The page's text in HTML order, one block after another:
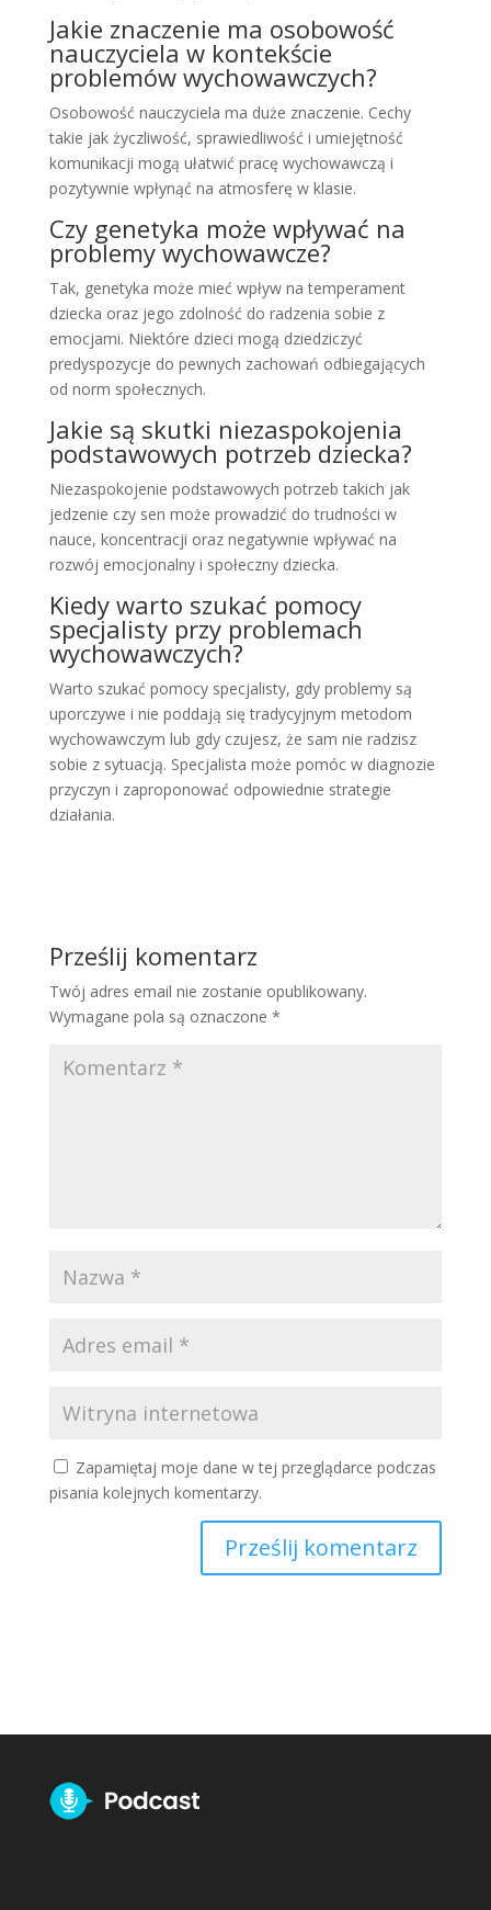
Jakie znaczenie ma osobowość
nauczyciela w kontekście
problemów wychowawczych?
Osobowość nauczyciela ma duże znaczenie. Cechy
takie jak życzliwość, sprawiedliwość i umiejętność
komunikacji mogą ułatwić pracę wychowawczą i
pozytywnie wpłynąć na atmosferę w klasie.
Czy genetyka może wpływać na
problemy wychowawcze?
Tak, genetyka może mieć wpływ na temperament
dziecka oraz jego zdolność do radzenia sobie z
emocjami. Niektóre dzieci mogą dziedziczyć
predyspozycje do pewnych zachowań odbiegających
od norm społecznych.
Jakie są skutki niezaspokojenia
podstawowych potrzeb dziecka?
Niezaspokojenie podstawowych potrzeb takich jak
jedzenie czy sen może prowadzić do trudności w
nauce, koncentracji oraz negatywnie wpływać na
rozwój emocjonalny i społeczny dziecka.
Kiedy warto szukać pomocy
specjalisty przy problemach
wychowawczych?
Warto szukać pomocy specjalisty, gdy problemy są
uporczywe i nie poddają się tradycyjnym metodom
wychowawczym lub gdy czujesz, że sam nie radzisz
sobie z sytuacją. Specjalista może pomóc w diagnozie
przyczyn i zaproponować odpowiednie strategie
działania.
Prześlij komentarz
Twój adres email nie zostanie opublikowany.
Wymagane pola są oznaczone *
Zapamiętaj moje dane w tej przeglądarce podczas
pisania kolejnych komentarzy.